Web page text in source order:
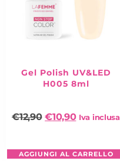
Gel Polish UV&LED
H005 8ml
€12,90 €10,90 Iva inclusa
AGGIUNGI AL CARRELLO